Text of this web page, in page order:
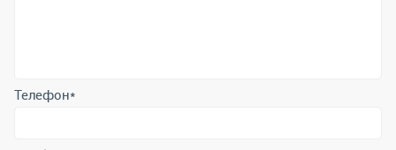
Отправляя форму вы подтверждаете согласие с